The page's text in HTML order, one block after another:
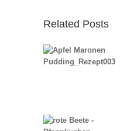
Related Posts